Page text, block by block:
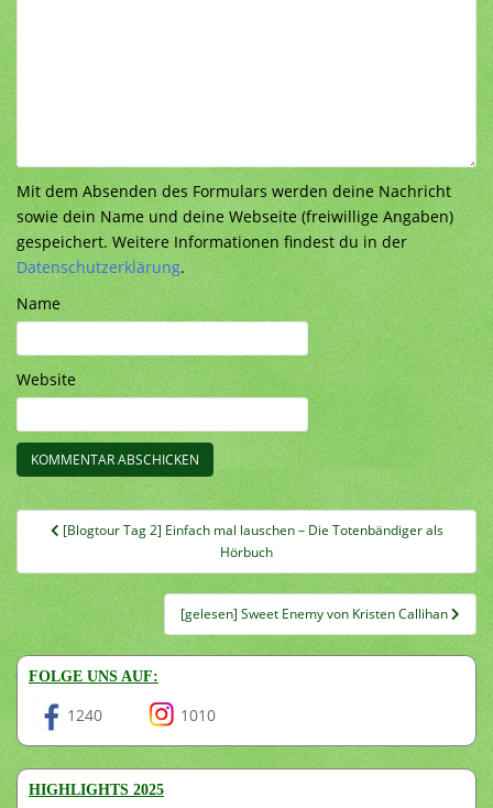
Mit dem Absenden des Formulars werden deine Nachricht
sowie dein Name und deine Webseite (freiwillige Angaben)
gespeichert. Weitere Informationen findest du in der
Datenschutzerklärung.
Name
Website
Beitragsnavigation
[Blogtour Tag 2] Einfach mal lauschen – Die Totenbändiger als
Hörbuch
[gelesen] Sweet Enemy von Kristen Callihan
FOLGE UNS AUF:
1240 1010
HIGHLIGHTS 2025